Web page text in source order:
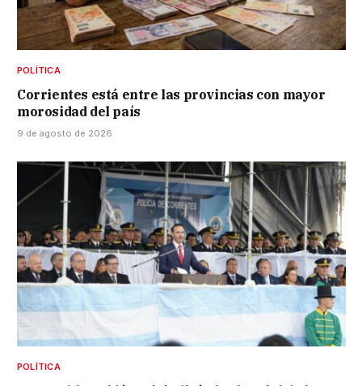
POLÍTICA
Corrientes está entre las provincias con mayor
morosidad del país
9 de agosto de 2026
POLÍTICA